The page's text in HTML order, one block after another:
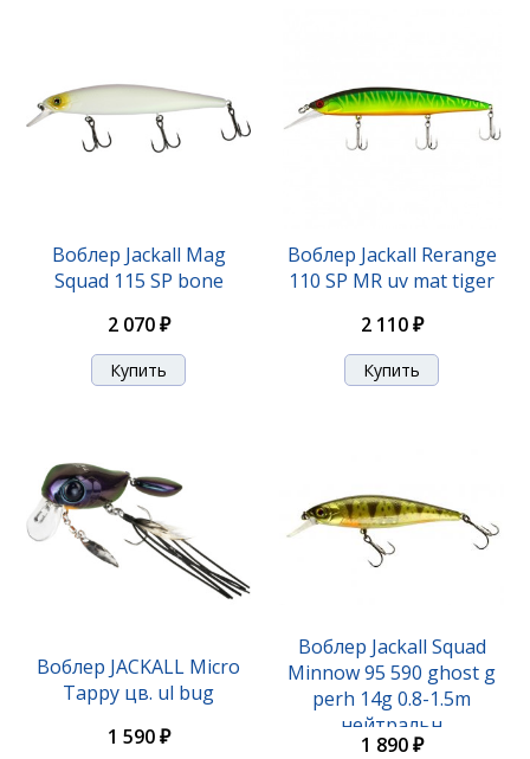
Воблер Jackall Mag
Squad 115 SP bone
2 070 ₽
Воблер Jackall Rerange
110 SP MR uv mat tiger
2 110 ₽
Воблер JACKALL Micro
Tappy цв. ul bug
1 590 ₽
Воблер Jackall Squad
Minnow 95 590 ghost g
perh 14g 0.8-1.5m
нейтральн
1 890 ₽